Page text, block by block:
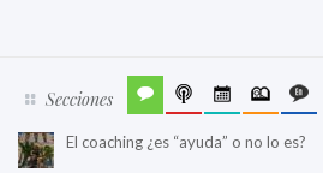
Secciones
El coaching ¿es “ayuda” o no lo es?